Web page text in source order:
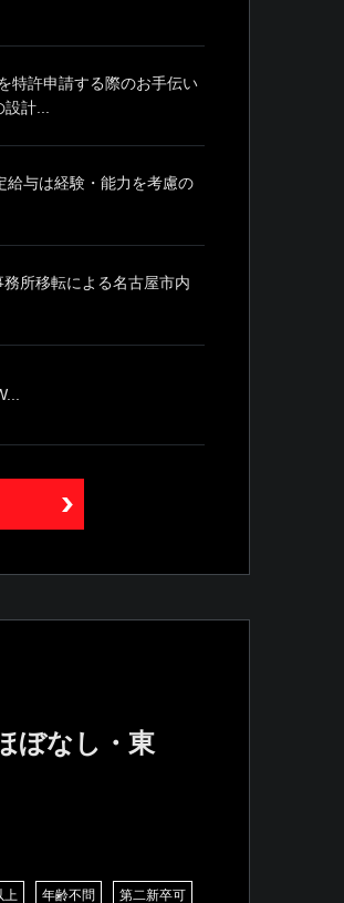
特許申請する際のお手伝い
計...
与は経験・能力を考慮の
所移転による名古屋市内
ぼなし・東
上 年齢不問 第二新卒可